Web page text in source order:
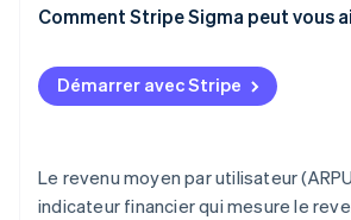
Expérience utilisateur
Prise de décision basée sur des
ARPU vs Utilisateurs actifs
utilisateurs actifs quotidiens (DAU)
ARPU vs Marge bénéficiaire brute
Définition et calcul cohérents
Segmentation
Vérifications et réajustements
Analyses avancées
Comment Stripe Sigma peut vous
Démarrer avec Stripe
Le revenu moyen par utilisateur
indicateur financier qui mesure le